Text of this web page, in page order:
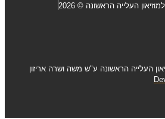
העלייה הראשונה © 2026
העלייה הראשונה ע"ש משה ושרה אריזון